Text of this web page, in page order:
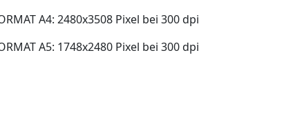
A4: 2480x3508 Pixel bei 300 dpi
A5: 1748x2480 Pixel bei 300 dpi